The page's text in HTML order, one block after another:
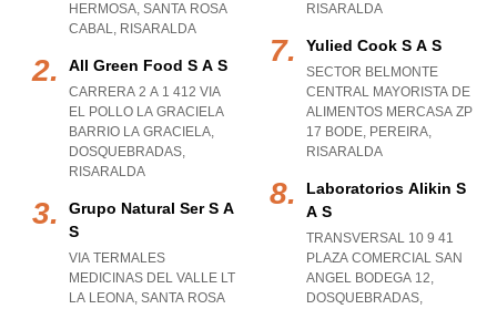
HERMOSA, SANTA ROSA
CABAL, RISARALDA
All Green Food S A S
CARRERA 2 A 1 412 VIA
EL POLLO LA GRACIELA
BARRIO LA GRACIELA,
DOSQUEBRADAS,
RISARALDA
Grupo Natural Ser S A
S
VIA TERMALES
MEDICINAS DEL VALLE LT
LA LEONA, SANTA ROSA
RISARALDA
Yulied Cook S A S
SECTOR BELMONTE
CENTRAL MAYORISTA DE
ALIMENTOS MERCASA ZP
17 BODE, PEREIRA,
RISARALDA
Laboratorios Alikin S
A S
TRANSVERSAL 10 9 41
PLAZA COMERCIAL SAN
ANGEL BODEGA 12,
DOSQUEBRADAS,